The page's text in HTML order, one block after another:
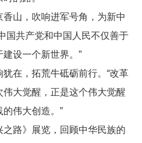
山，吹响进军号角，为新中
国共产党和中国人民不仅善于
设一个新世界。”
在，拓荒牛砥砺前行。“改革
大觉醒，正是这个伟大觉醒
伟大创造。”
路》展览，回顾中华民族的